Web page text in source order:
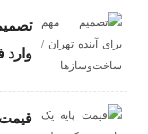
وارد